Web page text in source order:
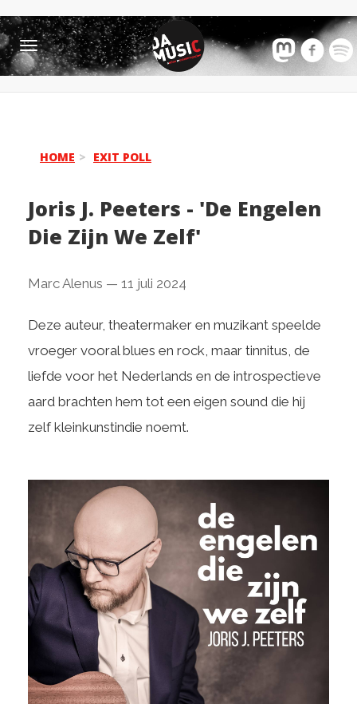
Toggle
navigation
HOME EXIT POLL
Joris J. Peeters - 'De Engelen
Die Zijn We Zelf'
Marc Alenus — 11 juli 2024
Deze auteur, theatermaker en muzikant speelde
vroeger vooral blues en rock, maar tinnitus, de
liefde voor het Nederlands en de introspectieve
aard brachten hem tot een eigen sound die hij
zelf kleinkunstindie noemt.